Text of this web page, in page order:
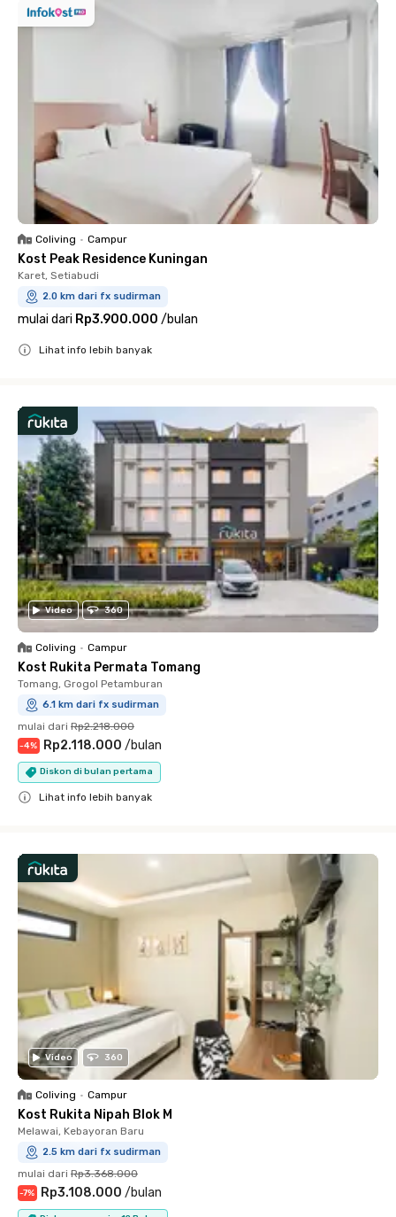
Coliving • Campur
Kost Peak Residence Kuningan
Karet, Setiabudi
2.0 km dari fx sudirman
mulai dari Rp3.900.000 /bulan
Lihat info lebih banyak
Video 360
Coliving • Campur
Kost Rukita Permata Tomang
Tomang, Grogol Petamburan
6.1 km dari fx sudirman
mulai dari Rp2.218.000
-4% Rp2.118.000 /bulan
Diskon di bulan pertama
Lihat info lebih banyak
Video 360
Coliving • Campur
Kost Rukita Nipah Blok M
Melawai, Kebayoran Baru
2.5 km dari fx sudirman
mulai dari Rp3.368.000
-7% Rp3.108.000 /bulan